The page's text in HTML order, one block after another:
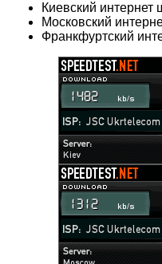
Киевский интернет
Московский
Франкфуртский